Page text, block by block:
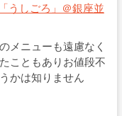
うしごろ」＠銀座並
メニューも遠慮なく
こともありお値段不
かは知りません